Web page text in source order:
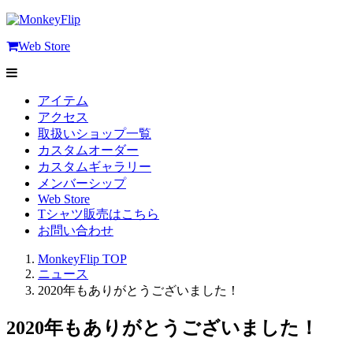
Web Store
アイテム
アクセス
取扱いショップ一覧
カスタムオーダー
カスタムギャラリー
メンバーシップ
Web Store
Tシャツ販売はこちら
お問い合わせ
MonkeyFlip TOP
ニュース
2020年もありがとうございました！
2020年もありがとうございました！